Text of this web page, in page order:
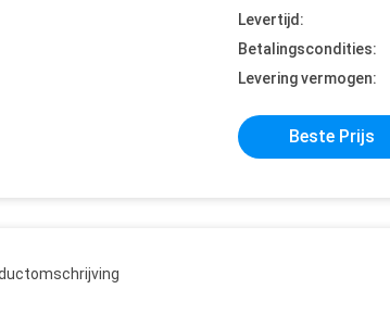
Levertijd:
Betalingscondities:
Levering vermogen:
Beste Prijs